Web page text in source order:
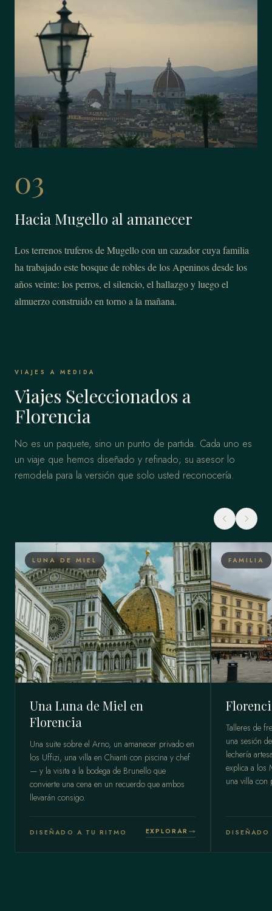
03
Hacia Mugello al amanecer
Los terrenos truferos de Mugello con un cazador cuya familia
ha trabajado este bosque de robles de los Apeninos desde los
años veinte: los perros, el silencio, el hallazgo y luego el
almuerzo construido en torno a la mañana.
VIAJES A MEDIDA
Viajes Seleccionados a
Florencia
No es un paquete, sino un punto de partida. Cada uno es
un viaje que hemos diseñado y refinado; su asesor lo
remodela para la versión que solo usted reconocería.
LUNA DE MIEL
Una Luna de Miel en
Florencia
Una suite sobre el Arno, un amanecer privado en
los Uffizi, una villa en Chianti con piscina y chef
— y la visita a la bodega de Brunello que
convierte una cena en un recuerdo que ambos
llevarán consigo.
DISEÑADO A TU RITMO EXPLORAR
FAMILIA
Talleres de
una sesión
lechería
explica a los
una villa con